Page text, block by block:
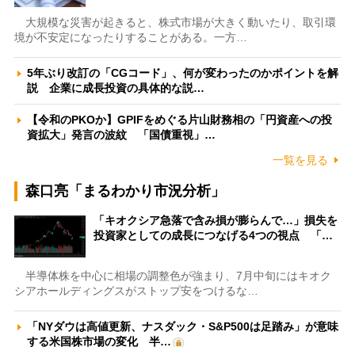
大規模な災害が起きると、株式市場が大きく動いたり、取引環
境が不安定になったりすることがある。一方…
5年ぶり改訂の「CGコード」、何が変わったのかポイントを解
説 企業に成長投資の具体的な説…
【令和のPKOか】GPIFをめぐる片山財務相の「円資産への投
資拡大」発言の波紋 「国債重視」…
一覧を見る
森口亮「まるわかり市況分析」
「キオクシア急落で含み損が膨らんで…」損失を
投資家としての成長につなげる4つの視点 「…
半導体株を中心に相場の調整色が強まり、7月中旬にはキオク
シアホールディングスがストップ安をつけるな…
「NYダウは高値更新、ナスダック・S&P500は足踏み」が意味
する米国株市場の変化 半…